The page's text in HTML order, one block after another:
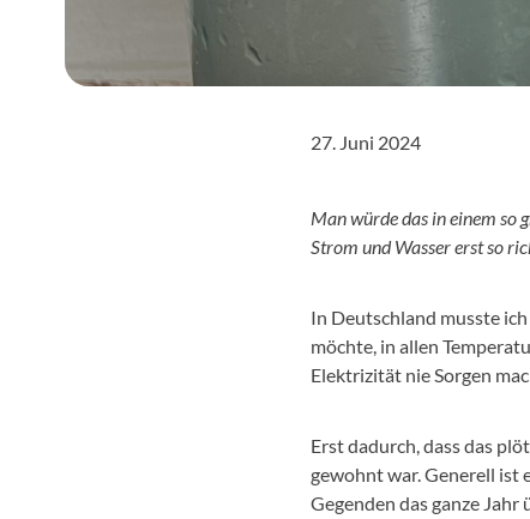
27. Juni 2024
Man würde das in einem so
Strom und Wasser erst so
In Deutschland musste
möchte, in allen
Elektrizität nie Sorgen
Erst dadurch, dass das
gewohnt war. Generell ist
Gegenden das ganze